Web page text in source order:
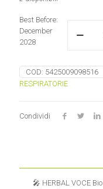
Best Before:
December
2028
VOCE
COD: 5425009098516
RESPIRATORIE
Condividi
🎤 HERBAL VOCE